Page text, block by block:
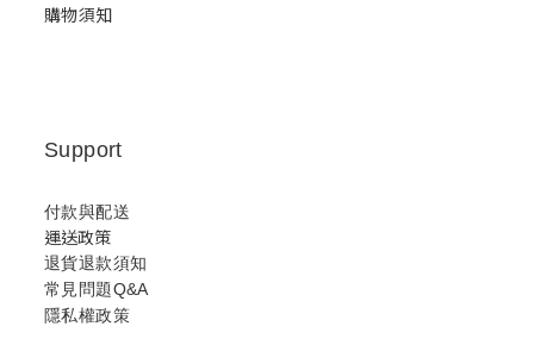
購物須知
Support
付款與配送
運送政策
退貨退款須知
常見問題Q&A
隱私權政策